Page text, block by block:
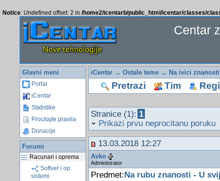
Notice: Undefined offset: 2 in /home2/icentarb/public_html/icentar/classes/
Centar
Glavni meni
Portal
iCentar
Statistike
Procitajte pravila
Donacije
Forumi
Racunari i oprema
Softver i op.
sistemi
iCentar→ Ostale teme→ Na ivici znanosti
Pretrazi Tim
Stranice (1): 1
Prikazi prvu neprocitanu poruku
13.03.2018 12:27
Avko
Administrator
Predmet: Na rubu znanosti - U